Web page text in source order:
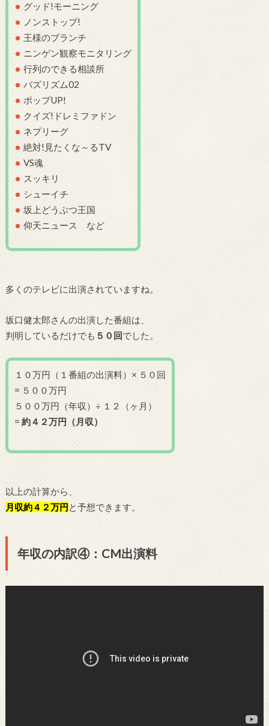
グッド!モーニング
ノンストップ!
王様のブランチ
ニンゲン観察モニタリング
行列のできる相談所
バズリズム02
ポップUP!
クイズ!ドレミファドン
ネプリーグ
絶対!見たくな～るTV
VS魂
スッキリ
シューイチ
坂上どうぶつ王国
仰天ニュース など
多くのテレビに出演されていますね。
坂口健太郎さんの出演した番組は、
判明しているだけでも ５０ 回でした。
１０万円（１番組の出演料）× ５０回
= ５００万円
５００万円（年収）÷ １２（ヶ月）
= 約４２万円（月収）
以上の計算から、
月収約４２万円 と予想できます。
年収の内訳④：CM出演料